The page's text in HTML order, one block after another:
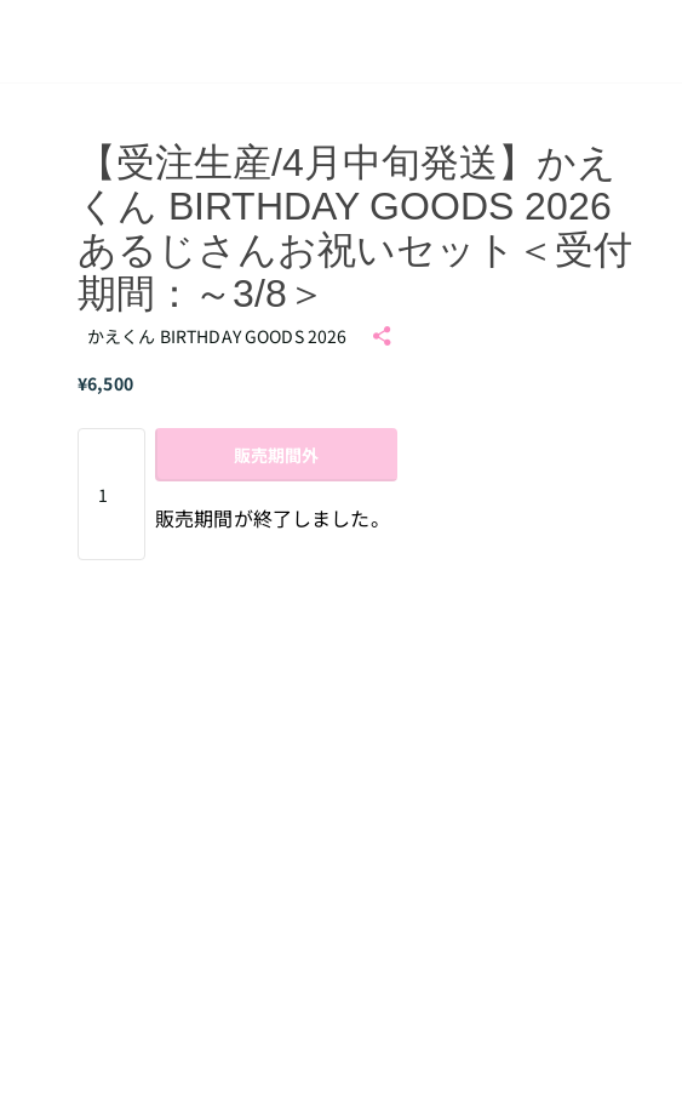
【受注生産/4月中旬発送】かえ
くん BIRTHDAY GOODS 2026
あるじさんお祝いセット＜受付
期間：～3/8＞
かえくん BIRTHDAY GOODS 2026
¥6,500
販売期間外
販売期間が終了しました。